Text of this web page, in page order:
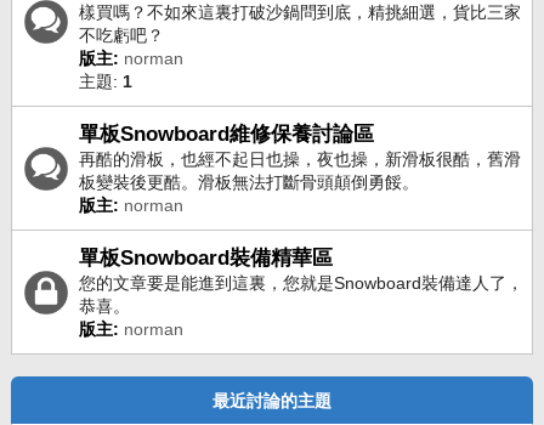
樣買嗎？不如來這裏打破沙鍋問到底，精挑細選，貨比三家
不吃虧吧？
版主: norman
主題: 1
單板Snowboard維修保養討論區
再酷的滑板，也經不起日也操，夜也操，新滑板很酷，舊滑
板變裝後更酷。滑板無法打斷骨頭顛倒勇餒。
版主: norman
單板Snowboard裝備精華區
您的文章要是能進到這裏，您就是Snowboard裝備達人了，
恭喜。
版主: norman
最近討論的主題